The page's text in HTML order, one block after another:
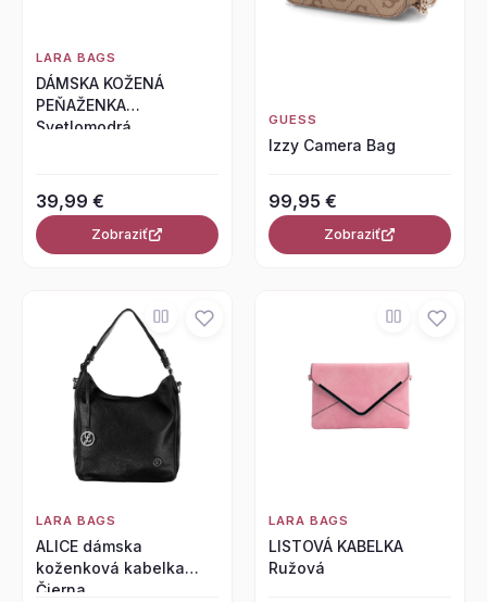
LARA BAGS
DÁMSKA KOŽENÁ
PEŇAŽENKA
Svetlomodrá
39,99 €
Zobraziť
GUESS
Izzy Camera Bag
99,95 €
Zobraziť
LARA BAGS
ALICE dámska
koženková kabelka
Čierna
LARA BAGS
LISTOVÁ KABELKA
Ružová